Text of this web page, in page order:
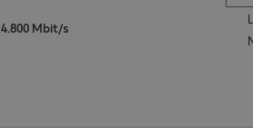
:4.800 Mbit/s